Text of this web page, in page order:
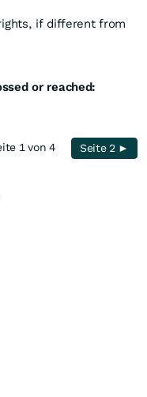
if different from
or reached:
1 von 4 Seite 2 ►